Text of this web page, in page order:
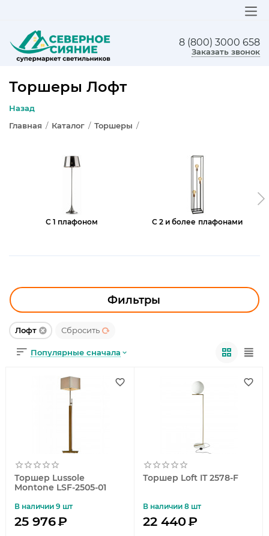
8 (800) 3000 658
Заказать звонок
Торшеры Лофт
Назад
Главная / Каталог / Торшеры /
С 1 плафоном С 2 и более плафонами
Фильтры
Лофт Сбросить
Популярные сначала
Торшер Lussole
Montone LSF-2505-01
В наличии 9 шт
25 976₽
Торшер Loft IT 2578-F
В наличии 8 шт
22 440₽
ЛЮСТРЫ
БРА И ПОДСВЕТКА
НАСТОЛЬНЫЕ ЛАМПЫ
ТРЕКОВЫЕ СИСТЕМЫ
ОФИСНОЕ ОСВЕЩЕНИЕ
СВЕТОДИОДНАЯ ПОДСВЕТКА
ЛАМПОЧКИ
ЭЛЕКТРОТОВАРЫ
КОМПЛЕКТУЮЩИЕ
НОВОГОДНИЕ ТОВАРЫ